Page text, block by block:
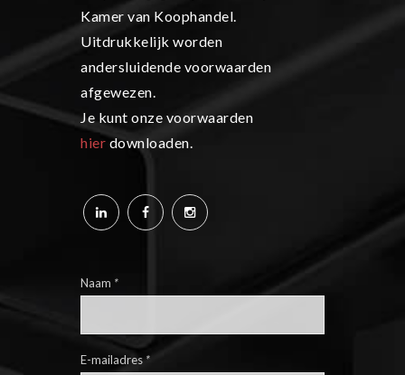
Kamer van Koophandel.
Uitdrukkelijk worden
andersluidende voorwaarden
afgewezen.
Je kunt onze voorwaarden
hier downloaden.
Naam *
E-mailadres *